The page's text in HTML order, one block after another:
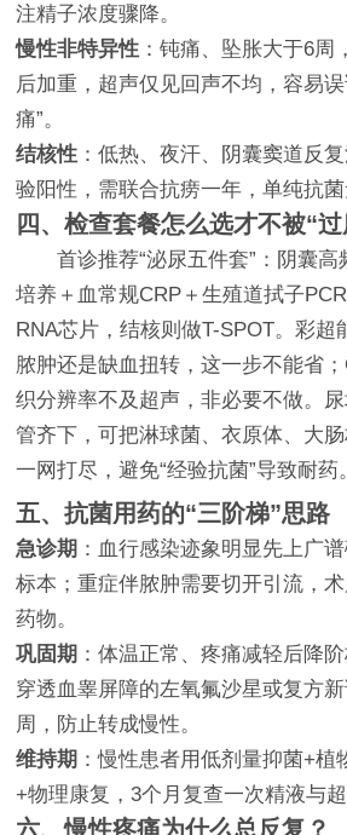
注精子浓度骤降。
慢性非特异性 ：钝痛、坠胀大于6周
后加重，超声仅见回声不均，容易
痛”。
结核性 ：低热、夜汗、阴囊窦道反
验阳性，需联合抗痨一年，单纯抗菌
四、检查套餐怎么选才不被“过
首诊推荐“泌尿五件套”：阴囊
培养＋血常规CRP＋生殖道拭子
RNA芯片，结核则做T-SPOT。彩超
脓肿还是缺血扭转，这一步不能省
织分辨率不及超声，非必要不做。
管齐下，可把淋球菌、衣原体、大
一网打尽，避免“经验抗菌”导致耐药。
五、抗菌用药的“三阶梯”思路
急诊期 ：血行感染迹象明显先上广
标本；重症伴脓肿需要切开引流，
药物。
巩固期 ：体温正常、疼痛减轻后降
穿透血睾屏障的左氧氟沙星或复方
周，防止转成慢性。
维持期 ：慢性患者用低剂量抑菌+植
+物理康复，3个月复查一次精液与超
六、慢性疼痛为什么总反复？